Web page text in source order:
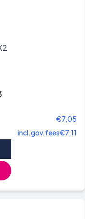
€7,05
incl.gov.fees€7,11